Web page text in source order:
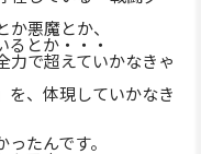
悪魔とか、
るとか・・・
力で超えていかなきゃ
を、体現していかなき
たんです。